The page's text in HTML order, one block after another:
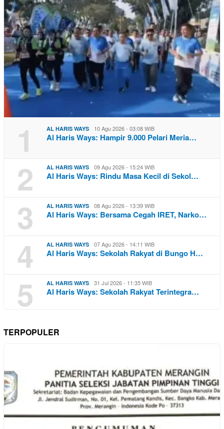
1 AL HARIS WAYS 10 Agu 2026 - 03:08 WIB
Al Haris Ways: Hampir 9.000 Pelari Meria…
2 AL HARIS WAYS 09 Agu 2026 - 15:24 WIB
Al Haris Ways: Rindu Masa Kecil di Sekol…
3 AL HARIS WAYS 08 Agu 2026 - 13:39 WIB
Al Haris Ways: Bersama Cegah IRET, Narko…
4 AL HARIS WAYS 07 Agu 2026 - 14:11 WIB
Al Haris Ways: Sekolah Rakyat di Bungo H…
5 AL HARIS WAYS 31 Jul 2026 - 11:35 WIB
Al Haris Ways: Sekolah Rakyat Terintegra…
TERPOPULER